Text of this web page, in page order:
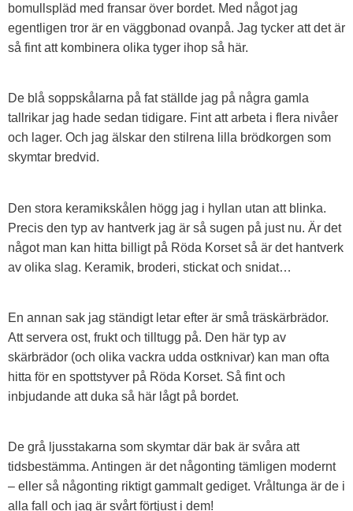
bomullspläd med fransar över bordet. Med något jag
egentligen tror är en väggbonad ovanpå. Jag tycker att det är
så fint att kombinera olika tyger ihop så här.
De blå soppskålarna på fat ställde jag på några gamla
tallrikar jag hade sedan tidigare. Fint att arbeta i flera nivåer
och lager. Och jag älskar den stilrena lilla brödkorgen som
skymtar bredvid.
Den stora keramikskålen högg jag i hyllan utan att blinka.
Precis den typ av hantverk jag är så sugen på just nu. Är det
något man kan hitta billigt på Röda Korset så är det hantverk
av olika slag. Keramik, broderi, stickat och snidat…
En annan sak jag ständigt letar efter är små träskärbrädor.
Att servera ost, frukt och tilltugg på. Den här typ av
skärbrädor (och olika vackra udda ostknivar) kan man ofta
hitta för en spottstyver på Röda Korset. Så fint och
inbjudande att duka så här lågt på bordet.
De grå ljusstakarna som skymtar där bak är svåra att
tidsbestämma. Antingen är det någonting tämligen modernt
– eller så någonting riktigt gammalt gediget. Vråltunga är de i
alla fall och jag är svårt förtjust i dem!